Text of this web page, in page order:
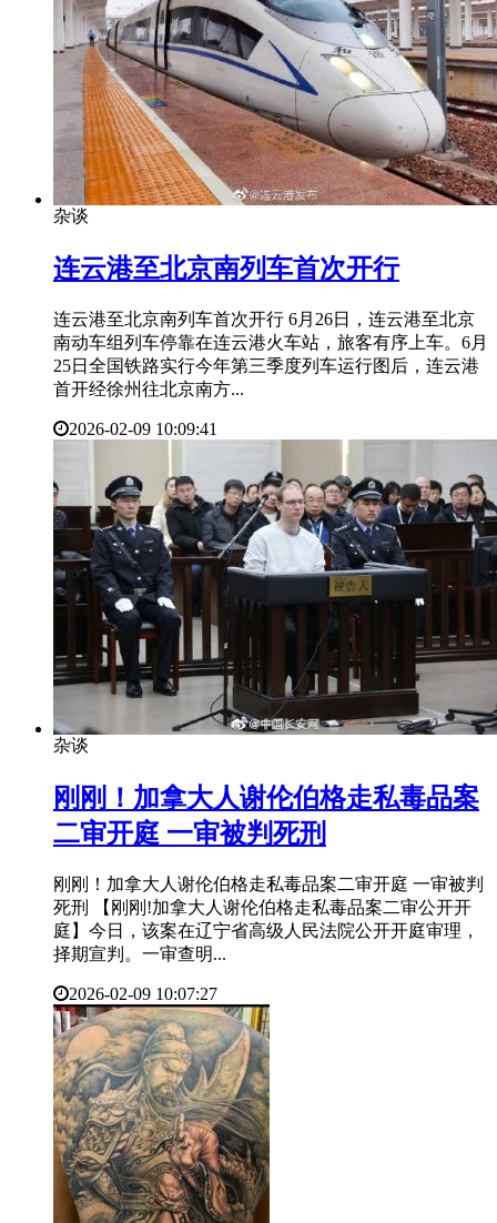
杂谈
​连云港至北京南列车首次开行
连云港至北京南列车首次开行 6月26日，连云港至北京
南动车组列车停靠在连云港火车站，旅客有序上车。6月
25日全国铁路实行今年第三季度列车运行图后，连云港
首开经徐州往北京南方...
2026-02-09 10:09:41
杂谈
​刚刚！加拿大人谢伦伯格走私毒品案
二审开庭 一审被判死刑
刚刚！加拿大人谢伦伯格走私毒品案二审开庭 一审被判
死刑 【刚刚!加拿大人谢伦伯格走私毒品案二审公开开
庭】今日，该案在辽宁省高级人民法院公开开庭审理，
择期宣判。一审查明...
2026-02-09 10:07:27